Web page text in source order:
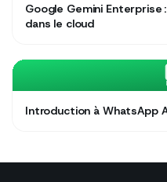
Google Gemini Enterprise
dans le cloud
Introduction à WhatsApp